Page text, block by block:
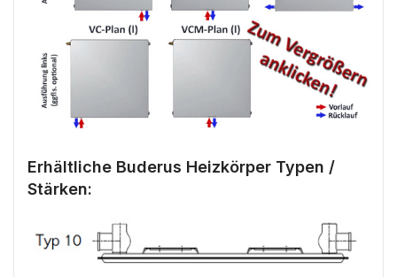
Erhältliche Buderus Heizkörper Typen /
Stärken: